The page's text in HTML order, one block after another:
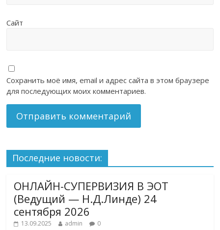
Сайт
Сохранить моё имя, email и адрес сайта в этом браузере
для последующих моих комментариев.
Последние новости:
ОНЛАЙН-СУПЕРВИЗИЯ В ЭОТ
(Ведущий — Н.Д.Линде) 24
сентября 2026
13.09.2025 admin 0